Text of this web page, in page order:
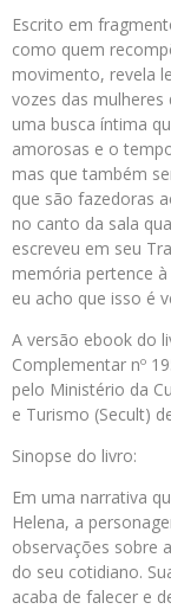
Escrito em
como quem
movimento, revela
vozes das
uma busca íntima
amorosas e o
mas que também
que são fazedoras
no canto da sala
escreveu em seu
memória pertence
eu acho que isso é
A versão ebook do
Complementar nº
pelo Ministério da
e Turismo (Secult)
Sinopse do livro:
Em uma narrativa
Helena, a
observações sobre
do seu cotidiano.
acaba de falecer e